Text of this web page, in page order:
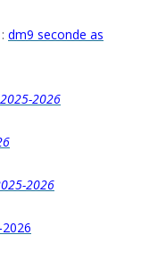
dm9 seconde as
2026
2026